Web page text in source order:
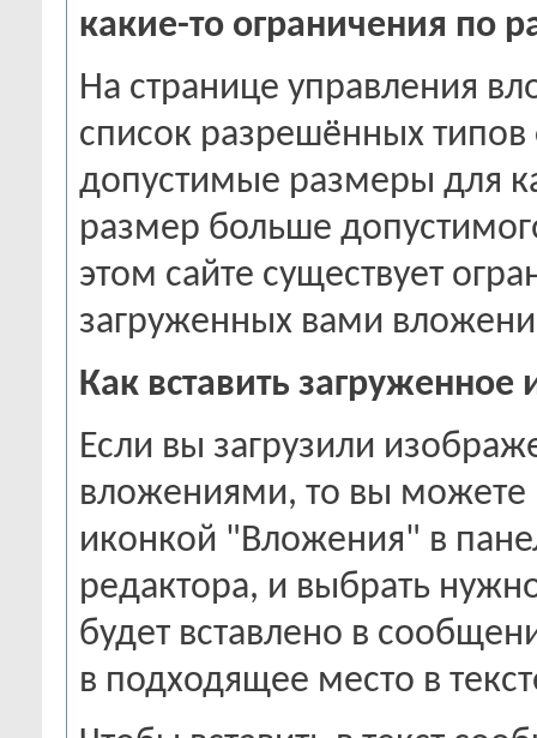
какие-то ограничения по
На странице управления
список разрешённых
допустимые размеры для
размер больше
этом сайте существует
загруженных вами
Как вставить
Если вы загрузили
вложениями, то вы можете
иконкой "Вложения" в
редактора, и выбрать
будет вставлено в
в подходящее место в